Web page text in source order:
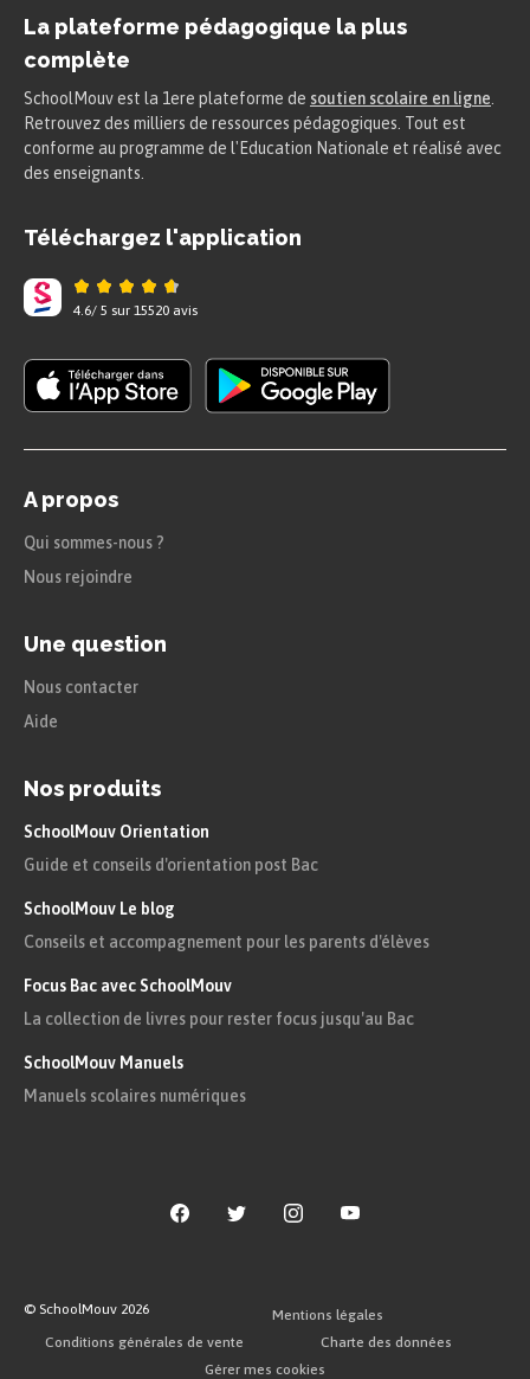
La plateforme pédagogique la plus
complète
SchoolMouv est la 1ere plateforme de soutien scolaire en ligne
Retrouvez des milliers de ressources pédagogiques. Tout est
conforme au programme de l'Education Nationale et réalisé avec
des enseignants.
Téléchargez l'application
4.6/ 5 sur 15520 avis
A propos
Qui sommes-nous ?
Nous rejoindre
Une question
Nous contacter
Aide
Nos produits
SchoolMouv Orientation
Guide et conseils d'orientation post Bac
SchoolMouv Le blog
Conseils et accompagnement pour les parents d'élèves
Focus Bac avec SchoolMouv
La collection de livres pour rester focus jusqu'au Bac
SchoolMouv Manuels
Manuels scolaires numériques
© SchoolMouv 2026
Mentions légales
Conditions générales de vente
Charte des données
Gérer mes cookies